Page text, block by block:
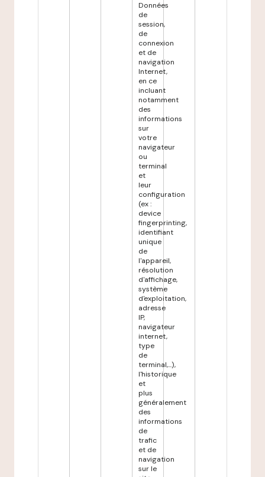
Données
de
session,
de
connexion
et de
navigation
Internet,
en ce
incluant
notamment
des
informations
sur
votre
navigateur
ou
terminal
et
leur
configuration
(ex :
device
fingerprinting,
identifiant
unique
de
l'appareil,
résolution
d'affichage,
système
d'exploitation,
adresse
IP,
navigateur
internet,
type
de
terminal,...),
l'historique
et
plus
généralement
des
informations
de
trafic
et de
navigation
sur le